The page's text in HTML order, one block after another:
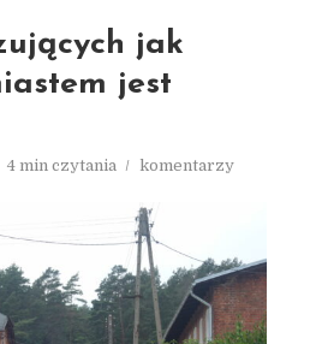
jak
jest
4 min czytania komentarzy